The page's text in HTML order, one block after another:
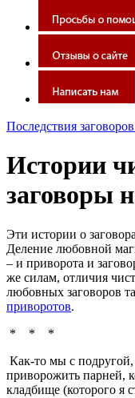
Последствия
Истории
заговоры
Эти истории о
Деление любовной
– и приворота и
же силам, отличия
любовных заговоров
приворотов.
* * *
Как-то мы с
приворожить парней,
кладбище (которого я